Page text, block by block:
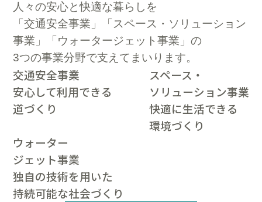
人々の安心と快適な暮らしを
「交通安全事業」「スペース・ソリューション
事業」「ウォータージェット事業」の
3つの事業分野で支えてまいります。
交通安全事業
安心して利用できる
道づくり
スペース・
ソリューション事業
快適に生活できる
環境づくり
ウォーター
ジェット事業
独自の技術を用いた
持続可能な社会づくり